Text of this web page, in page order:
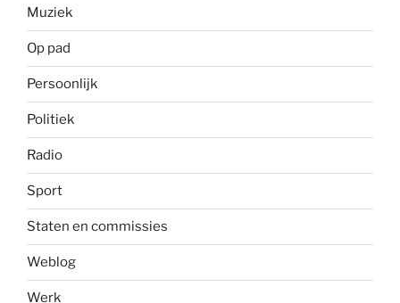
Muziek
Op pad
Persoonlijk
Politiek
Radio
Sport
Staten en commissies
Weblog
Werk